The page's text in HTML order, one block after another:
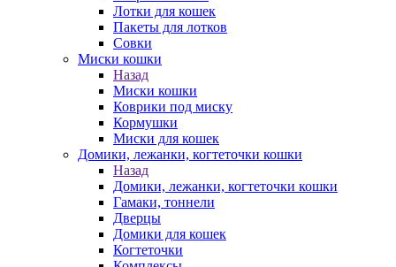
Лотки для кошек
Пакеты для лотков
Совки
Миски кошки
Назад
Миски кошки
Коврики под миску
Кормушки
Миски для кошек
Домики, лежанки, когтеточки кошки
Назад
Домики, лежанки, когтеточки кошки
Гамаки, тоннели
Дверцы
Домики для кошек
Когтеточки